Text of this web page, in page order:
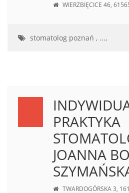
WIERZBIĘCICE 46,
stomatolog poznań , ...,
PRAKTYKA
JOANNA
TWARDOGÓRSKA 3,